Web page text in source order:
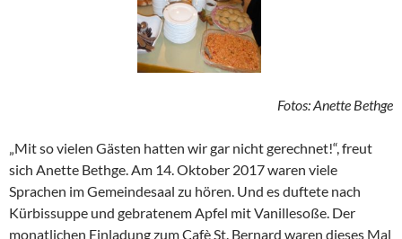
Fotos: Anette Bethge
„Mit so vielen Gästen hatten wir gar nicht gerechnet!“, freut
sich Anette Bethge. Am 14. Oktober 2017 waren viele
Sprachen im Gemeindesaal zu hören. Und es duftete nach
Kürbissuppe und gebratenem Apfel mit Vanillesoße. Der
monatlichen Einladung zum Cafè St. Bernard waren dieses Mal